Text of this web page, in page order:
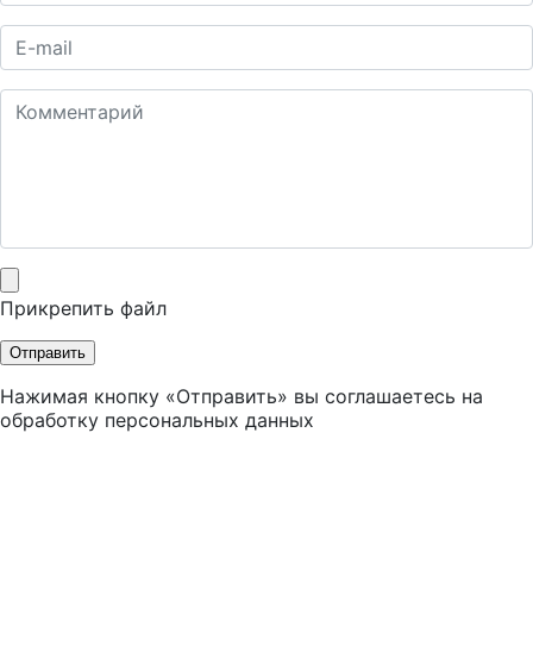
Прикрепить файл
Отправить
Нажимая кнопку «Отправить» вы соглашаетесь на
обработку персональных данных